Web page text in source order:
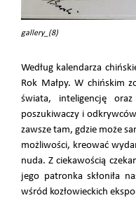
gallery_(8)
Według kalendarza
Rok Małpy. W chińskim
świata, inteligencję
poszukiwaczy i
zawsze tam, gdzie może
możliwości, kreować
nuda. Z ciekawością
jego patronka skłoniła
wśród kozłowieckich